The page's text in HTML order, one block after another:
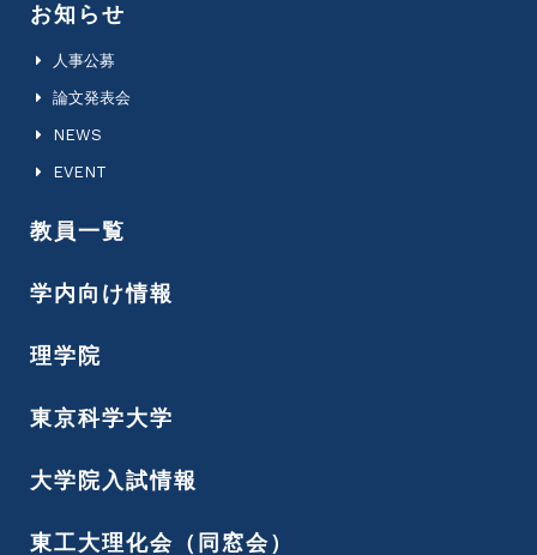
お知らせ
人事公募
論文発表会
NEWS
EVENT
教員一覧
学内向け情報
理学院
東京科学大学
大学院入試情報
東工大理化会（同窓会）